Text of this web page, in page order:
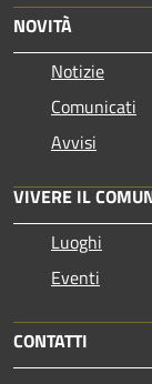
NOVITÀ
Notizie
Comunicati
Avvisi
VIVERE IL
Luoghi
Eventi
CONTATTI